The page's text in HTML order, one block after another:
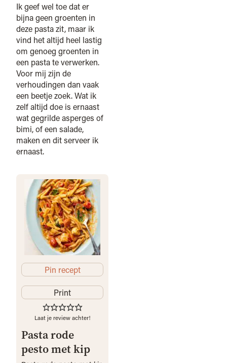
Ik geef wel toe dat er
bijna geen groenten in
deze pasta zit, maar ik
vind het altijd heel lastig
om genoeg groenten in
een pasta te verwerken.
Voor mij zijn de
verhoudingen dan vaak
een beetje zoek. Wat ik
zelf altijd doe is ernaast
wat gegrilde asperges of
bimi, of een salade,
maken en dit serveer ik
ernaast.
Pin recept
Print
Laat je review achter!
Pasta rode
pesto met kip